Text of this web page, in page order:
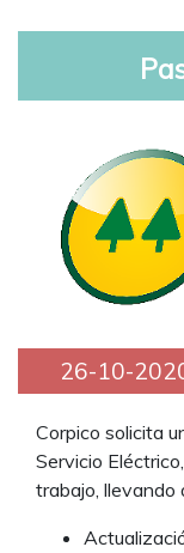
26-10-
Corpico solicita
Servicio
trabajo, llevando